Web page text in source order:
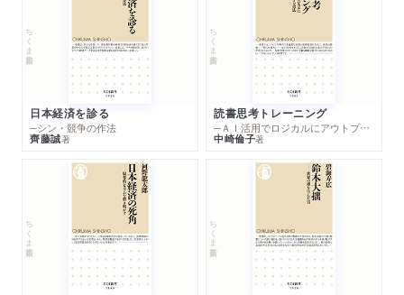
ちくま新書
日本経済を診る
─シン・競争の作法
齊藤誠著
ちくま新書
読書思考トレーニング
─ＡＩ活用でロジカルにアウトプットする技法
中崎倫子著
ちくま新書 ちくま新書